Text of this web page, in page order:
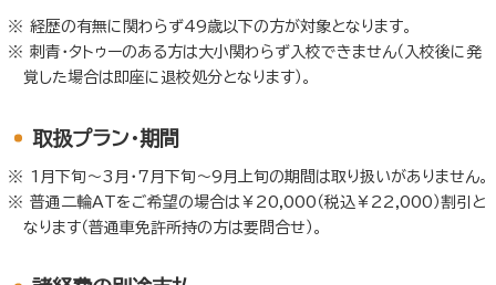
経歴の有無に関わらず49歳以下の方が対象となります。
刺青・タトゥーのある方は大小関わらず入校できません（入校後に発
覚した場合は即座に退校処分となります）。
取扱プラン・期間
1月下旬～3月・7月下旬～9月上旬の期間は取り扱いがありません。
普通二輪ATをご希望の場合は￥20,000（税込￥22,000）割引と
なります（普通車免許所持の方は要問合せ）。